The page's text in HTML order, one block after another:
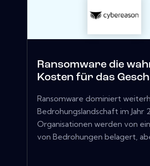
Ransomware die
Kosten für das
Ransomware dominiert
Bedrohungslandschaft im Jahr
Organisationen werden von
von Bedrohungen belagert,